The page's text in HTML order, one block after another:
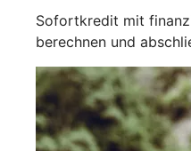
Sofortkredit mit
berechnen und